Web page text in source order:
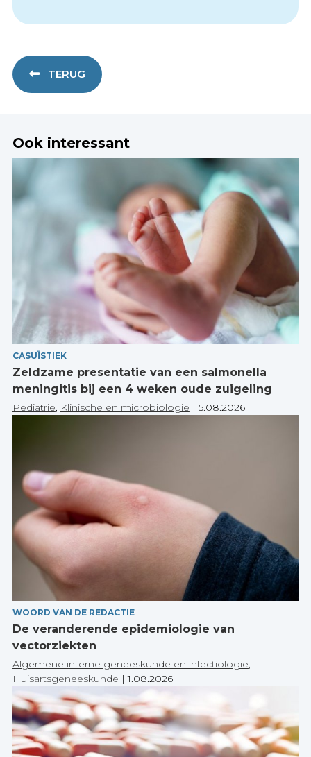
TERUG
Ook interessant
CASUÏSTIEK
Zeldzame presentatie van een salmonella
meningitis bij een 4 weken oude zuigeling
Pediatrie, Klinische en microbiologie | 5.08.2026
WOORD VAN DE REDACTIE
De veranderende epidemiologie van
vectorziekten
Algemene interne geneeskunde en infectiologie,
Huisartsgeneeskunde |1.08.2026